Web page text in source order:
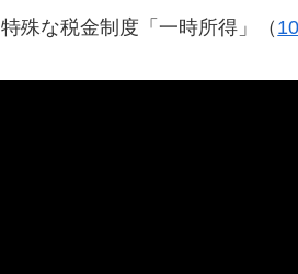
特殊な税金制度「一時所得」（